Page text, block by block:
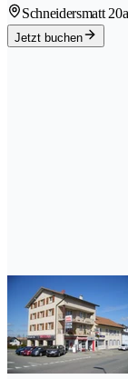
Schneidersmatt 20a
Jetzt buchen